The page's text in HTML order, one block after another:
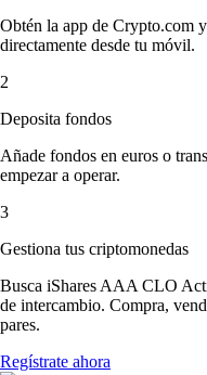
Obtén la app de Crypto.com
directamente desde tu móvil.
2
Deposita fondos
Añade fondos en euros o
empezar a operar.
3
Gestiona tus criptomonedas
Busca iShares AAA CLO
de intercambio. Compra,
pares.
Regístrate ahora